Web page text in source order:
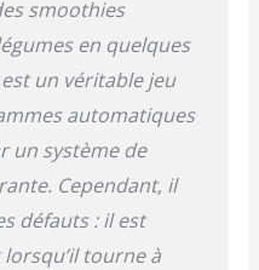
de la nourriture
bébé et bien plus
CADRAN DE
: Le cadran
à lire vous permet
entièrement
le hachage,
Choisissez parmi 15
(11 manuels et 4
smoothies
en quelques
un véritable jeu
automatiques
un système de
Cependant, il
défauts : il est
tourne à